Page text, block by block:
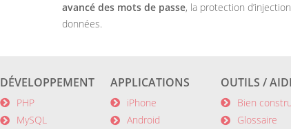
avancé des mots de passe, la protection
données.
DÉVELOPPEMENT
PHP
MySQL
APPLICATIONS
iPhone
Android
OUTILS /
Bien
Glossaire